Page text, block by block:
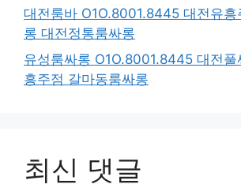
대전룸바 O1O.8001.8445 대전유흥
롱 대전정통룸싸롱
유성룸싸롱 O1O.8001.8445 대전풀
흥주점 갈마동룸싸롱
최신 댓글